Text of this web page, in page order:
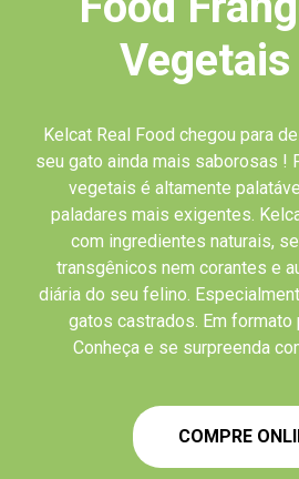
Kelcat Real Food chegou para
seu gato ainda mais saborosas !
vegetais é altamente
paladares mais exigentes.
com ingredientes naturais,
transgênicos nem corantes e
diária do seu felino.
gatos castrados. Em formato
Conheça e se surpreenda
COMPRE